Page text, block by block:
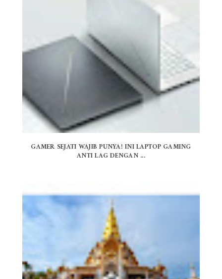
GAMER SEJATI WAJIB PUNYA! INI LAPTOP GAMING
ANTI LAG DENGAN ...